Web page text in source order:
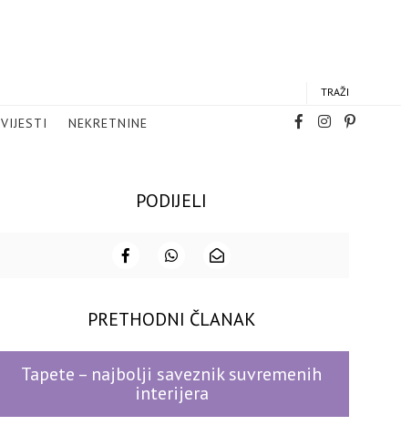
TRAŽI
VIJESTI NEKRETNINE
PODIJELI
PRETHODNI ČLANAK
Tapete – najbolji saveznik suvremenih
interijera